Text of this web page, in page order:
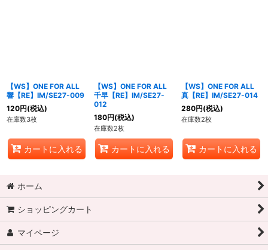
【WS】ONE FOR ALL
響【RE】IM/SE27-009
120円(税込)
在庫数3枚
カートに入れる
【WS】ONE FOR ALL
千早【RE】IM/SE27-
012
180円(税込)
在庫数2枚
カートに入れる
【WS】ONE FOR ALL
真【RE】IM/SE27-014
280円(税込)
在庫数2枚
カートに入れる
ホーム
ショッピングカート
マイページ